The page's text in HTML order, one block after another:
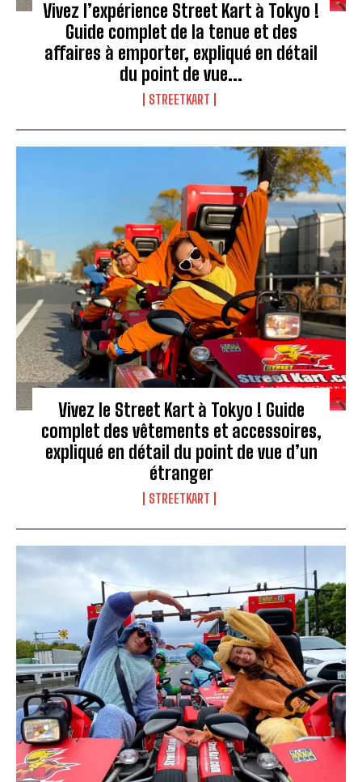
Vivez l’expérience Street Kart à Tokyo !
Guide complet de la tenue et des
affaires à emporter, expliqué en détail
du point de vue...
STREETKART
Vivez le Street Kart à Tokyo ! Guide
complet des vêtements et accessoires,
expliqué en détail du point de vue d’un
étranger
STREETKART